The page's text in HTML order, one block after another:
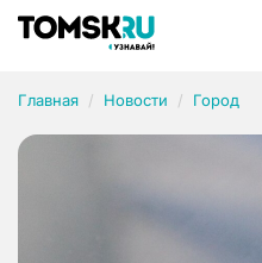
Главная Новости Город